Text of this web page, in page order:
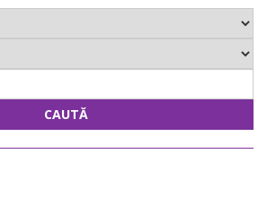
CAUTĂ